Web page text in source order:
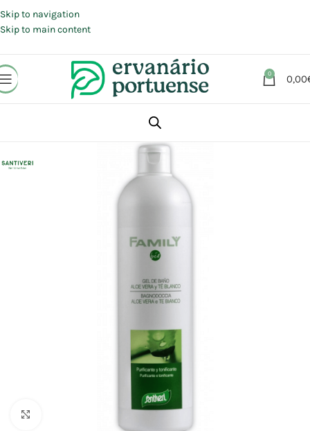
Skip to navigation
Skip to main content
0 0,00
Beleza | Cosmética | Higiene